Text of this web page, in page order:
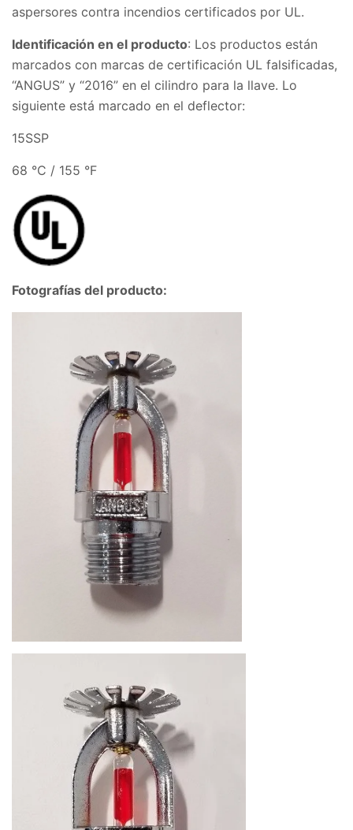
aspersores contra incendios certificados por UL.
Identificación en el producto: Los productos están
marcados con marcas de certificación UL falsificadas,
“ANGUS” y “2016” en el cilindro para la llave. Lo
siguiente está marcado en el deflector:
15SSP
68 °C / 155 °F
Fotografías del producto: